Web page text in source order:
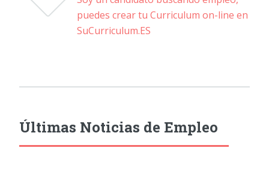
puedes crear tu Curriculum on-line en
SuCurriculum.ES
Últimas Noticias de Empleo